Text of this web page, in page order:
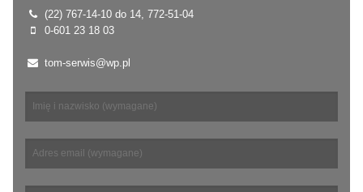
(22) 767-14-10 do 14, 772-51-04
0-601 23 18 03
tom-serwis@wp.pl